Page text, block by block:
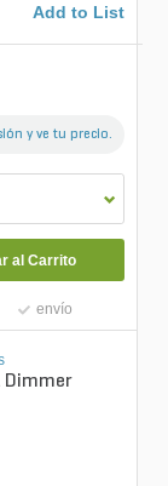
Add to List
y ve tu precio.
al Carrito
envío
Dimmer